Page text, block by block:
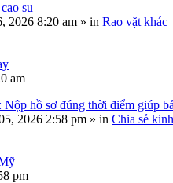
su
2026 8:20 am » in Rao vặt khác
am
hồ sơ đúng thời điểm giúp
2026 2:58 pm » in Chia sẻ
pm